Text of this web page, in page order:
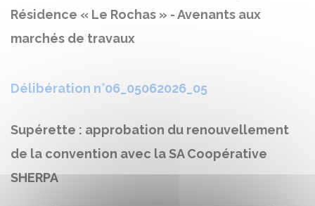
Résidence « Le Rochas » - Avenants aux
marchés de travaux
Délibération n°06_05062026_05
Supérette : approbation du renouvellement
de la convention avec la SA Coopérative
SHERPA